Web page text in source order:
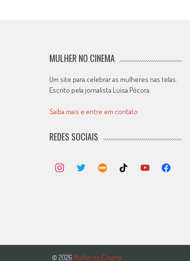
MULHER NO CINEMA
Um site para celebrar as mulheres nas telas.
Escrito pela jornalista Luísa Pécora.
Saiba mais e entre em contato
REDES SOCIAIS
© 2026 Mulher no Cinema